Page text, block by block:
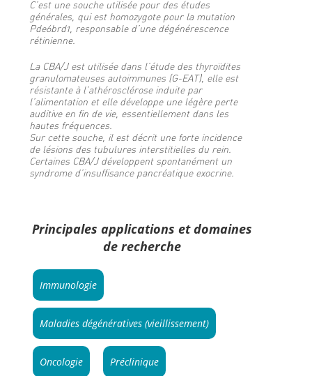
C’est une souche utilisée pour des études
générales, qui est homozygote pour la mutation
Pde6brd1, responsable d’une dégénérescence
rétinienne.
La CBA/J est utilisée dans l’étude des thyroïdites
granulomateuses autoimmunes (G-EAT), elle est
résistante à l’athérosclérose induite par
l’alimentation et elle développe une légère perte
auditive en fin de vie, essentiellement dans les
hautes fréquences.
Sur cette souche, il est décrit une forte incidence
de lésions des tubulures interstitielles du rein.
Certaines CBA/J développent spontanément un
syndrome d’insuffisance pancréatique exocrine.
Principales applications et domaines
de recherche
Immunologie
Maladies dégénératives (vieillissement)
Oncologie Préclinique